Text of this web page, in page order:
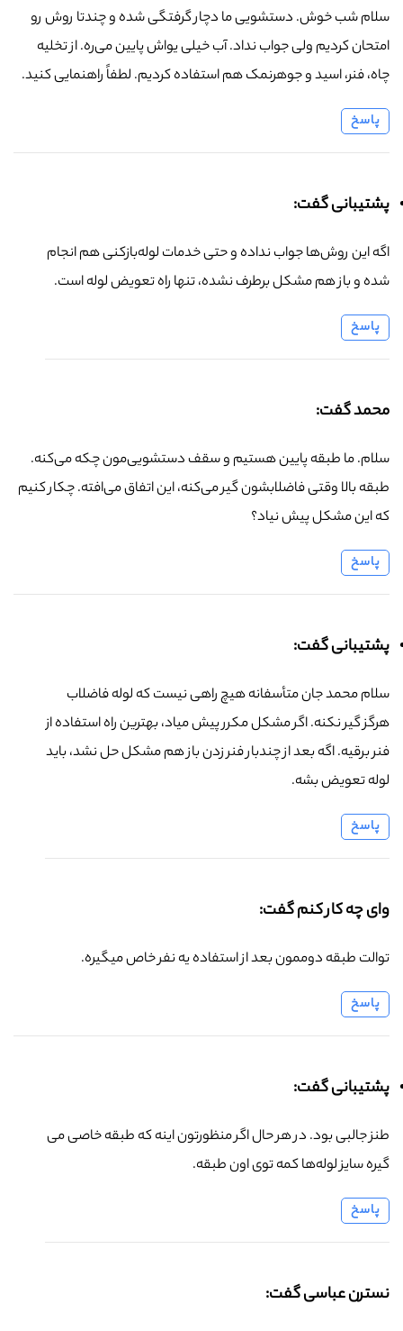
سلام شب خوش. دستشویی ما دچار گرفتگی شده و چندتا روش رو
امتحان کردیم ولی جواب نداد. آب خیلی یواش پایین می‌ره. از تخلیه
چاه، فنر، اسید و جوهرنمک هم استفاده کردیم. لطفاً راهنمایی کنید.
پاسخ
پشتیبانی گفت:
اگه این روش‌ها جواب نداده و حتی خدمات لوله‌بازکنی هم انجام
شده و باز هم مشکل برطرف نشده، تنها راه تعویض لوله است.
پاسخ
محمد گفت:
سلام. ما طبقه پایین هستیم و سقف دستشویی‌مون چکه می‌کنه.
طبقه بالا وقتی فاضلابشون گیر می‌کنه، این اتفاق می‌افته. چکار کنیم
که این مشکل پیش نیاد؟
پاسخ
پشتیبانی گفت:
سلام محمد جان متأسفانه هیچ راهی نیست که لوله فاضلاب
هرگز گیر نکنه. اگر مشکل مکرر پیش میاد، بهترین راه استفاده از
فنر برقیه. اگه بعد از چندبار فنر زدن باز هم مشکل حل نشد، باید
لوله تعویض بشه.
پاسخ
وای چه کار کنم گفت:
توالت طبقه دوممون بعد از استفاده یه نفر خاص میگیره.
پاسخ
پشتیبانی گفت:
طنز جالبی بود. در هر حال اگر منظورتون اینه که طبقه خاصی می
گیره سایز لوله‌ها کمه توی اون طبقه.
پاسخ
نسترن عباسی گفت: